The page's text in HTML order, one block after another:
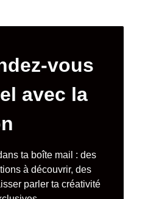
vous
avec la
ta boîte mail : des
à découvrir, des
parler ta créativité